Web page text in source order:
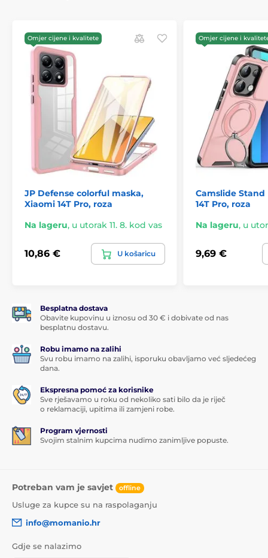
Omjer cijene i kvalitete
JP Defense colorful maska,
Xiaomi 14T Pro, roza
Na lageru, u utorak 11. 8. kod vas
10,86 € U košaricu
Omjer cijene i
Camslide
14T Pro, roza
Na lageru, u
9,69 €
Besplatna dostava
Obavite kupovinu u iznosu od 30 € i dobivate od nas
besplatnu dostavu.
Robu imamo na zalihi
Svu robu imamo na zalihi, isporuku obavljamo već sljedećeg
dana.
Ekspresna pomoć za korisnike
Sve rješavamo u roku od nekoliko sati bilo da je riječ
o reklamaciji, upitima ili zamjeni robe.
Program vjernosti
Svojim stalnim kupcima nudimo zanimljive popuste.
Potreban vam je savjet offline
Usluge za kupce su na raspolaganju
info@momanio.hr
Gdje se nalazimo